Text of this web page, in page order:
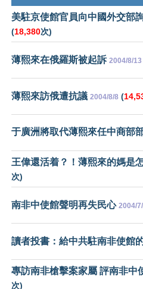
美駐京使館官員向中國外交部
(18,380次)
薄熙來在俄羅斯被起訴 2004/8/13
薄熙來訪俄遭抗議 2004/8/8 (
于廣洲將取代薄熙來任中商部
王偉還活着？！薄熙來的媽是
次)
南非中使館聲明再失民心 2004/
讀者投書：給中共駐南非使館
專訪南非槍擊案家屬 評南非中
次)